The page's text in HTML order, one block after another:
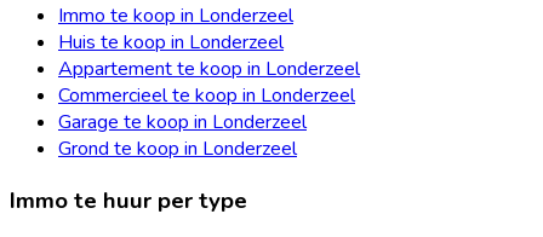
Immo te koop in Londerzeel
Huis te koop in Londerzeel
Appartement te koop in Londerzeel
Commercieel te koop in Londerzeel
Garage te koop in Londerzeel
Grond te koop in Londerzeel
Immo te huur per type